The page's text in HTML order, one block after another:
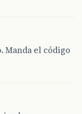
Manda el código